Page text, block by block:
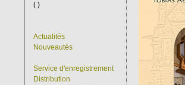
( )
Actualités
Nouveautés
Service d'enregistrement
Distribution